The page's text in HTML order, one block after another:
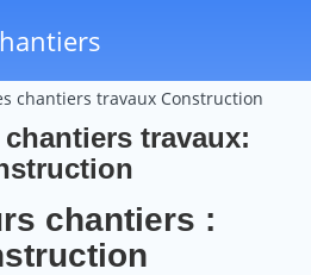
chantiers travaux Construction
travaux:
chantiers :